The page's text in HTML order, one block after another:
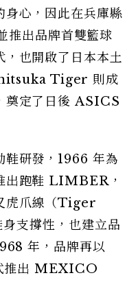
身心，因此在兵庫縣
出品牌首雙籃球
也開啟了日本本土
Tiger 則成
奠定了日後 ASICS
鞋研發，1966 年為
出跑鞋 LIMBER，
虎爪線（Tiger
支撐性，也建立品
年，品牌再以
推出 MEXICO